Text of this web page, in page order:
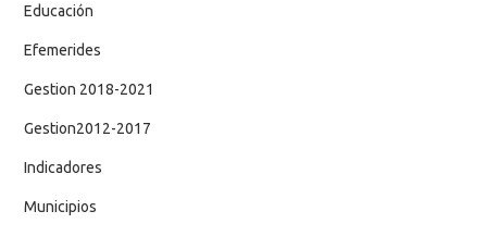
Educación
Efemerides
Gestion 2018-2021
Gestion2012-2017
Indicadores
Municipios